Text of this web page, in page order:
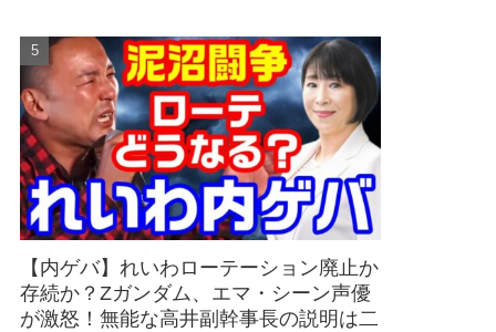
【内ゲバ】れいわローテーション廃止か
存続か？Zガンダム、エマ・シーン声優
が激怒！無能な高井副幹事長の説明は二